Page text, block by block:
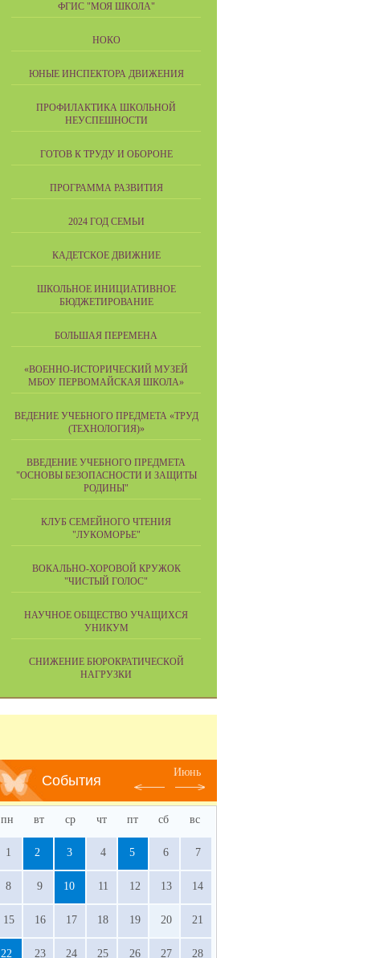
ФГИС "МОЯ ШКОЛА"
НОКО
ЮНЫЕ ИНСПЕКТОРА ДВИЖЕНИЯ
ПРОФИЛАКТИКА ШКОЛЬНОЙ
НЕУСПЕШНОСТИ
ГОТОВ К ТРУДУ И ОБОРОНЕ
ПРОГРАММА РАЗВИТИЯ
2024 ГОД СЕМЬИ
КАДЕТСКОЕ ДВИЖНИЕ
ШКОЛЬНОЕ ИНИЦИАТИВНОЕ
БЮДЖЕТИРОВАНИЕ
БОЛЬШАЯ ПЕРЕМЕНА
«ВОЕННО-ИСТОРИЧЕСКИЙ МУЗЕЙ
МБОУ ПЕРВОМАЙСКАЯ ШКОЛА»
ВЕДЕНИЕ УЧЕБНОГО ПРЕДМЕТА «ТРУД
(ТЕХНОЛОГИЯ)»
ВВЕДЕНИЕ УЧЕБНОГО ПРЕДМЕТА
"ОСНОВЫ БЕЗОПАСНОСТИ И ЗАЩИТЫ
РОДИНЫ"
КЛУБ СЕМЕЙНОГО ЧТЕНИЯ
"ЛУКОМОРЬЕ"
ВОКАЛЬНО-ХОРОВОЙ КРУЖОК
"ЧИСТЫЙ ГОЛОС"
НАУЧНОЕ ОБЩЕСТВО УЧАЩИХСЯ
УНИКУМ
СНИЖЕНИЕ БЮРОКРАТИЧЕСКОЙ
НАГРУЗКИ
События
Июнь
пн вт ср чт пт сб вс
1 2 3 4 5 6 7
8 9 10 11 12 13 14
15 16 17 18 19 20 21
22 23 24 25 26 27 28